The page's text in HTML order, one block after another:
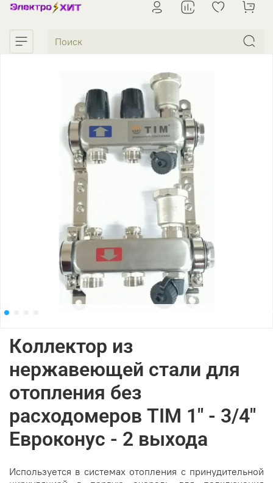
Коллектор из
нержавеющей стали для
отопления без
расходомеров TIM 1" - 3/4"
Евроконус - 2 выхода
Используется в системах отопления с принудительной